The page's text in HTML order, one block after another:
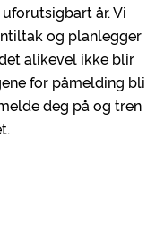
år. Vi
og planlegger
alikevel ikke blir
for påmelding bli
deg på og tren